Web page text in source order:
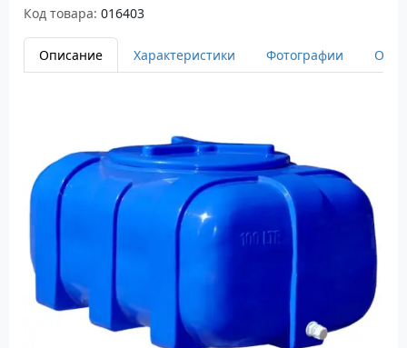
Код товара: 016403
Описание Характеристики Фотографии